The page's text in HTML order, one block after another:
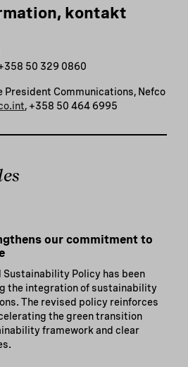
kontakt
50 329 0860
President Communications, Nefco
, +358 50 464 6995
our commitment to
Sustainability Policy has been
the integration of sustainability
The revised policy reinforces
the green transition
framework and clear